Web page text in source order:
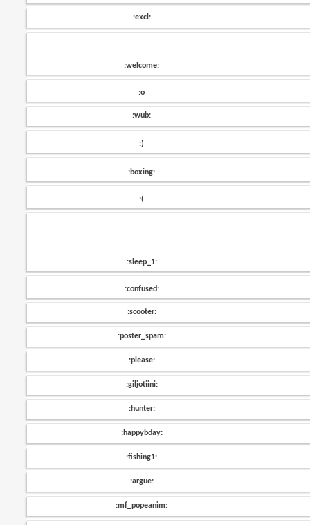
:excl:
:welcome:
:o
:wub:
:)
:boxing:
:(
:sleep_1:
:confused:
:scooter:
:poster_spam:
:please:
:giljotiini:
:hunter:
:happybday:
:fishing1:
:argue:
:mf_popeanim: